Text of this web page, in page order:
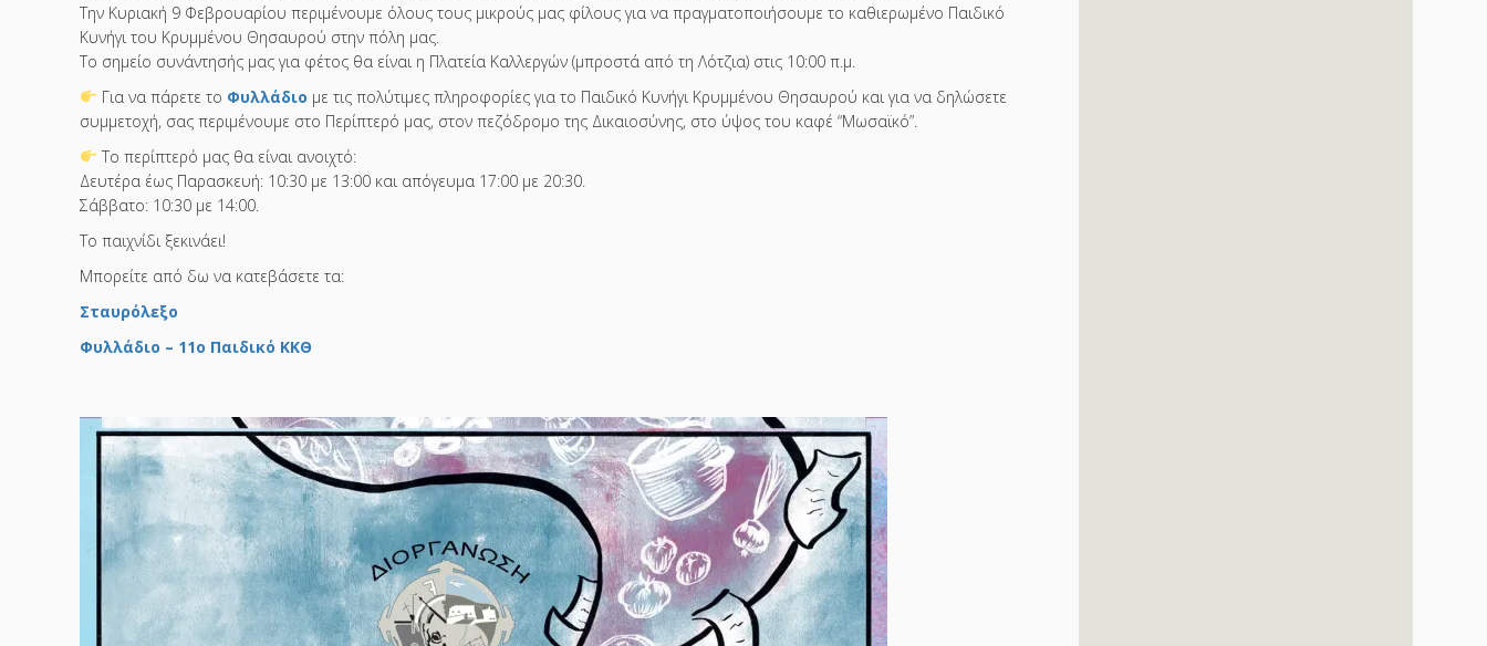
Την Κυριακή 9 Φεβρουαρίου περιμένουμε όλους τους μικρούς μας φίλους για να πραγματοποιήσουμε το καθιερωμένο Παιδικό
Κυνήγι του Κρυμμένου Θησαυρού στην πόλη μας.
Το σημείο συνάντησής μας για φέτος θα είναι η Πλατεία Καλλεργών (μπροστά από τη Λότζια) στις 10:00 π.μ.
Για να πάρετε το Φυλλάδιο με τις πολύτιμες πληροφορίες για το Παιδικό Κυνήγι Κρυμμένου Θησαυρού και για να δηλώσετε
συμμετοχή, σας περιμένουμε στο Περίπτερό μας, στον πεζόδρομο της Δικαιοσύνης, στο ύψος του καφέ “Μωσαϊκό”.
Το περίπτερό μας θα είναι ανοιχτό:
Δευτέρα έως Παρασκευή: 10:30 με 13:00 και απόγευμα 17:00 με 20:30.
Σάββατo: 10:30 με 14:00.
Το παιχνίδι ξεκινάει!
Μπορείτε από δω να κατεβάσετε τα:
Σταυρόλεξο
Φυλλάδιο – 11ο Παιδικό ΚΚΘ